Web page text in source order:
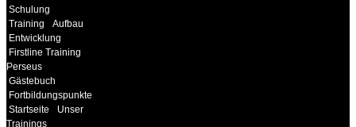
Schulung
Training
Aufbau
Entwicklung
Firstline Training
Perseus
Gästebuch
Fortbildungspunkte
Startseite
Unser
Trainings